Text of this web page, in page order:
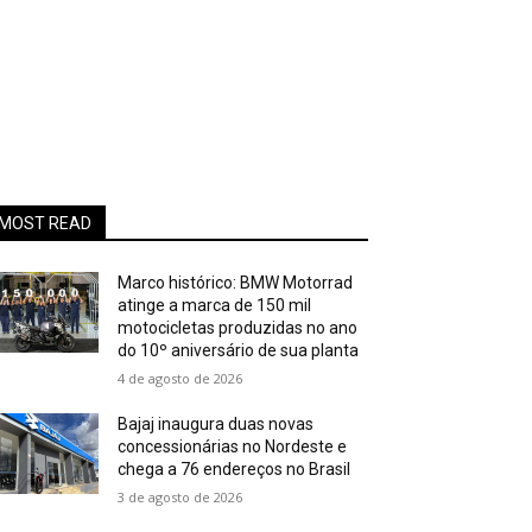
MOST READ
Marco histórico: BMW Motorrad
atinge a marca de 150 mil
motocicletas produzidas no ano
do 10º aniversário de sua planta
4 de agosto de 2026
Bajaj inaugura duas novas
concessionárias no Nordeste e
chega a 76 endereços no Brasil
3 de agosto de 2026